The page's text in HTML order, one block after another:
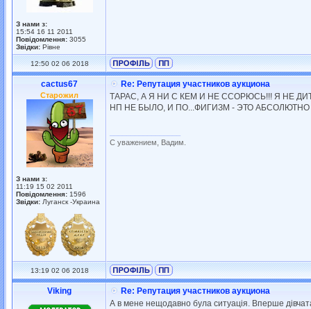
З нами з:
15:54 16 11 2011
Повідомлення: 3055
Звідки: Рівне
12:50 02 06 2018
cactus67
Старожил
З нами з:
11:19 15 02 2011
Повідомлення: 1596
Звідки: Луганск -Украина
Re: Репутация участников аукциона
ТАРАС, А Я НИ С КЕМ И НЕ ССОРЮСЬ!!! Я НЕ
НП НЕ БЫЛО, И ПО...ФИГИЗМ - ЭТО
С уважением, Вадим.
13:19 02 06 2018
Viking
Re: Репутация участников аукциона
А в мене нещодавно була ситуація. Вперше